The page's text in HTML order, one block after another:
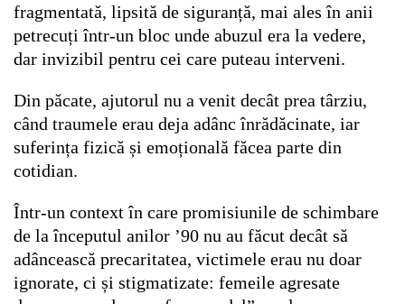
fragmentată, lipsită de siguranță, mai ales în anii
petrecuți într-un bloc unde abuzul era la vedere,
dar invizibil pentru cei care puteau interveni.
Din păcate, ajutorul nu a venit decât prea târziu,
când traumele erau deja adânc înrădăcinate, iar
suferința fizică și emoțională făcea parte din
cotidian.
Într-un context în care promisiunile de schimbare
de la începutul anilor ’90 nu au făcut decât să
adâncească precaritatea, victimele erau nu doar
ignorate, ci și stigmatizate: femeile agresate